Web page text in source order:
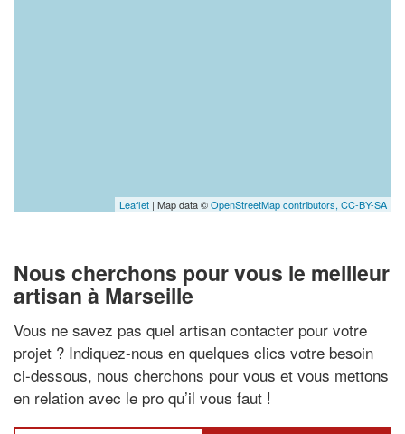
Leaflet | Map data ©OpenStreetMap contributors, CC-BY-SA
Nous cherchons pour vous le meilleur
artisan à Marseille
Vous ne savez pas quel artisan contacter pour votre
projet ? Indiquez-nous en quelques clics votre besoin
ci-dessous, nous cherchons pour vous et vous mettons
en relation avec le pro qu’il vous faut !